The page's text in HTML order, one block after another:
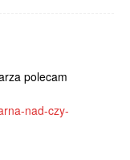
polecam
nad-czy-